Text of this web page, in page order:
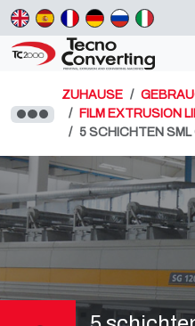
ZUHAUSE
FILM EXTRUSION
5 SCHICHTEN